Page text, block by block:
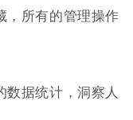
，所有的管理操作
据统计，洞察人